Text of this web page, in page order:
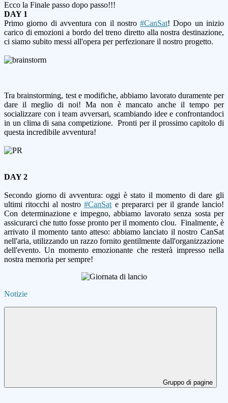
Ecco la Finale passo dopo passo!!!
DAY 1
Primo giorno di avventura con il nostro#CanSat! Dopo un inizio
carico di emozioni a bordo del treno diretto alla nostra destinazione,
ci siamo subito messi all'opera per perfezionare il nostro progetto.
Tra brainstorming, test e modifiche, abbiamo lavorato duramente per
dare il meglio di noi! Ma non è mancato anche il tempo per
socializzare con i team avversari, scambiando idee e confrontandoci
in un clima di sana competizione. Pronti per il prossimo capitolo di
questa incredibile avventura!
DAY 2
Secondo giorno di avventura: oggi è stato il momento di dare gli
ultimi ritocchi al nostro#CanSat e prepararci per il grande lancio!
Con determinazione e impegno, abbiamo lavorato senza sosta per
assicurarci che tutto fosse pronto per il momento clou. Finalmente, è
arrivato il momento tanto atteso: abbiamo lanciato il nostro CanSat
nell'aria, utilizzando un razzo fornito gentilmente dall'organizzazione
dell'evento. Un momento emozionante che resterà impresso nella
nostra memoria per sempre!
Notizie
Gruppo di pagine